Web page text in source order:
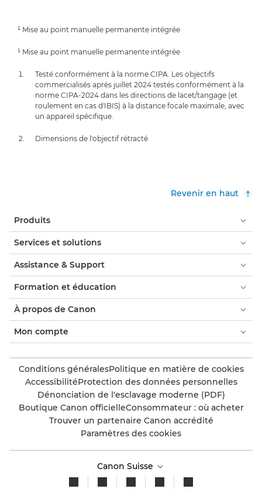
¹ Mise au point manuelle permanente intégrée
¹ Mise au point manuelle permanente intégrée
Testé conformément à la norme CIPA. Les objectifs
commercialisés après juillet 2024 testés conformément à la
norme CIPA-2024 dans les directions de lacet/tangage (et
roulement en cas d'IBIS) à la distance focale maximale, avec
un appareil spécifique.
Dimensions de l'objectif rétracté
Revenir en haut
Produits
Services et solutions
Assistance & Support
Formation et éducation
À propos de Canon
Mon compte
Conditions généralesPolitique en matière de cookies
AccessibilitéProtection des données personnelles
Dénonciation de l'esclavage moderne (PDF)
Boutique Canon officielleConsommateur : où acheter
Trouver un partenaire Canon accrédité
Paramètres des cookies
Canon Suisse